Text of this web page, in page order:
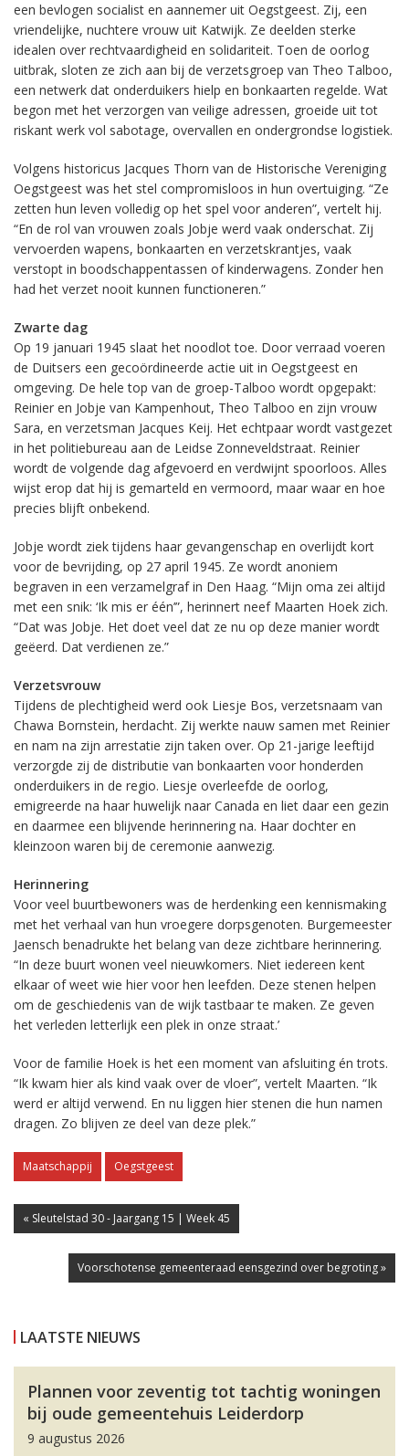
een bevlogen socialist en aannemer uit Oegstgeest. Zij, een
vriendelijke, nuchtere vrouw uit Katwijk. Ze deelden sterke
idealen over rechtvaardigheid en solidariteit. Toen de oorlog
uitbrak, sloten ze zich aan bij de verzetsgroep van Theo Talboo,
een netwerk dat onderduikers hielp en bonkaarten regelde. Wat
begon met het verzorgen van veilige adressen, groeide uit tot
riskant werk vol sabotage, overvallen en ondergrondse logistiek.
Volgens historicus Jacques Thorn van de Historische Vereniging
Oegstgeest was het stel compromisloos in hun overtuiging. “Ze
zetten hun leven volledig op het spel voor anderen”, vertelt hij.
“En de rol van vrouwen zoals Jobje werd vaak onderschat. Zij
vervoerden wapens, bonkaarten en verzetskrantjes, vaak
verstopt in boodschappentassen of kinderwagens. Zonder hen
had het verzet nooit kunnen functioneren.”
Zwarte dag
Op 19 januari 1945 slaat het noodlot toe. Door verraad voeren
de Duitsers een gecoördineerde actie uit in Oegstgeest en
omgeving. De hele top van de groep-Talboo wordt opgepakt:
Reinier en Jobje van Kampenhout, Theo Talboo en zijn vrouw
Sara, en verzetsman Jacques Keij. Het echtpaar wordt vastgezet
in het politiebureau aan de Leidse Zonneveldstraat. Reinier
wordt de volgende dag afgevoerd en verdwijnt spoorloos. Alles
wijst erop dat hij is gemarteld en vermoord, maar waar en hoe
precies blijft onbekend.
Jobje wordt ziek tijdens haar gevangenschap en overlijdt kort
voor de bevrijding, op 27 april 1945. Ze wordt anoniem
begraven in een verzamelgraf in Den Haag. “Mijn oma zei altijd
met een snik: ‘Ik mis er één’”, herinnert neef Maarten Hoek zich.
“Dat was Jobje. Het doet veel dat ze nu op deze manier wordt
geëerd. Dat verdienen ze.”
Verzetsvrouw
Tijdens de plechtigheid werd ook Liesje Bos, verzetsnaam van
Chawa Bornstein, herdacht. Zij werkte nauw samen met Reinier
en nam na zijn arrestatie zijn taken over. Op 21-jarige leeftijd
verzorgde zij de distributie van bonkaarten voor honderden
onderduikers in de regio. Liesje overleefde de oorlog,
emigreerde na haar huwelijk naar Canada en liet daar een gezin
en daarmee een blijvende herinnering na. Haar dochter en
kleinzoon waren bij de ceremonie aanwezig.
Herinnering
Voor veel buurtbewoners was de herdenking een kennismaking
met het verhaal van hun vroegere dorpsgenoten. Burgemeester
Jaensch benadrukte het belang van deze zichtbare herinnering.
“In deze buurt wonen veel nieuwkomers. Niet iedereen kent
elkaar of weet wie hier voor hen leefden. Deze stenen helpen
om de geschiedenis van de wijk tastbaar te maken. Ze geven
het verleden letterlijk een plek in onze straat.’
Voor de familie Hoek is het een moment van afsluiting én trots.
“Ik kwam hier als kind vaak over de vloer”, vertelt Maarten. “Ik
werd er altijd verwend. En nu liggen hier stenen die hun namen
dragen. Zo blijven ze deel van deze plek.”
Maatschappij Oegstgeest
« Sleutelstad 30 - Jaargang 15 | Week 45
Voorschotense gemeenteraad eensgezind over begroting »
LAATSTE NIEUWS
Plannen voor zeventig tot tachtig woningen
bij oude gemeentehuis Leiderdorp
9 augustus 2026